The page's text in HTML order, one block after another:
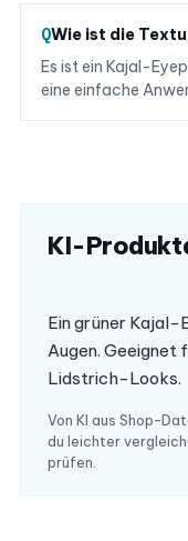
Wie ist die
Es ist ein Kajal-
eine einfache
KI-
Ein grüner Kajal-
Augen. Geeignet
Lidstrich-Looks.
Von KI aus Shop-
du leichter
prüfen.